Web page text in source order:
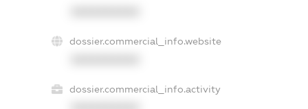
dossier.commercial_info.website
dossier.commercial_info.activity